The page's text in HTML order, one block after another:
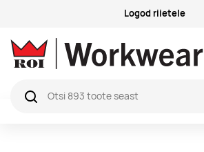
Küsimused ja vastused